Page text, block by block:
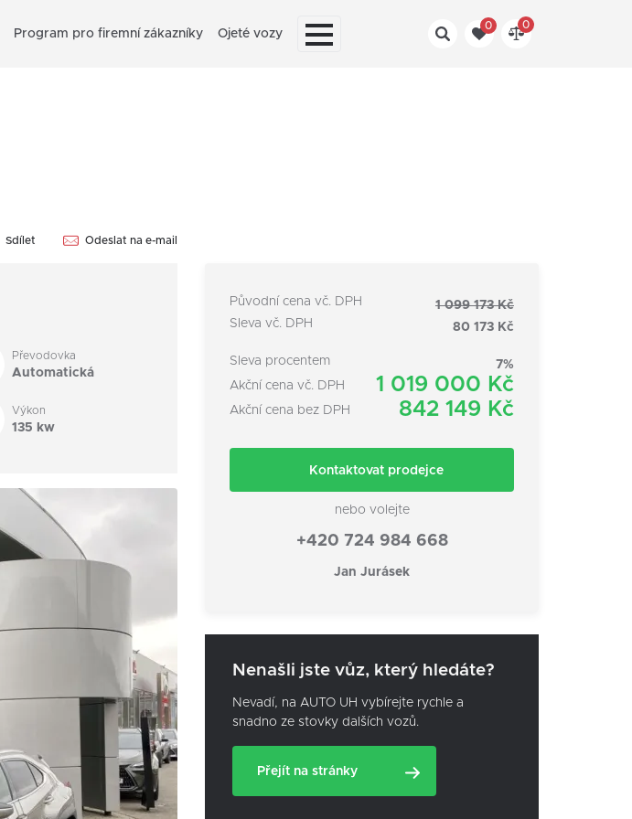
Program pro firemní zákazníky Ojeté vozy
0 0
Sdílet Odeslat na e-mail
Převodovka
Automatická
Výkon
135 kw
Původní cena vč. DPH
1 099 173 Kč
Sleva vč. DPH
80 173 Kč
Sleva procentem
7%
Akční cena vč. DPH
1 019 000 Kč
Akční cena bez DPH 842 149 Kč
Kontaktovat prodejce
nebo volejte
+420 724 984 668
Jan Jurásek
Nenašli jste vůz, který hledáte?
Nevadí, na AUTO UH vybírejte rychle a
snadno ze stovky dalších vozů.
Přejít na stránky